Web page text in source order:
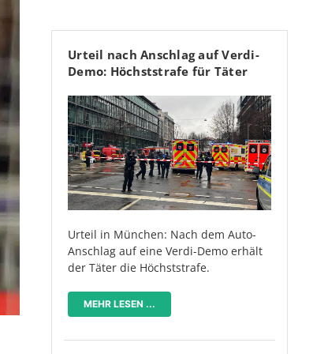
Urteil nach Anschlag auf Verdi-
Demo: Höchststrafe für Täter
Urteil in München: Nach dem Auto-
Anschlag auf eine Verdi-Demo erhält
der Täter die Höchststrafe.
MEHR LESEN ...